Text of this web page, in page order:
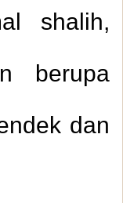
shalih,
berupa
dan